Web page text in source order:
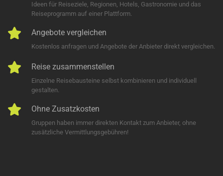
Ideen für Reiseziele, Regionen, Hotels, Gastronomie und das
Reiseprogramm auf einer Plattform.
Angebote vergleichen
Kostenlos anfragen und Angebote der Anbieter direkt vergleichen.
Reise zusammenstellen
Einzelne Reisebausteine selbst kombinieren und individuell
gestalten.
Ohne Zusatzkosten
Gruppen haben immer direkten Kontakt zum Anbieter, ohne
zusätzliche Vermittlungsgebühren!